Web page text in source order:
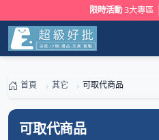
限時活動 3大專區
首頁 其它 可取代商品
可取代商品